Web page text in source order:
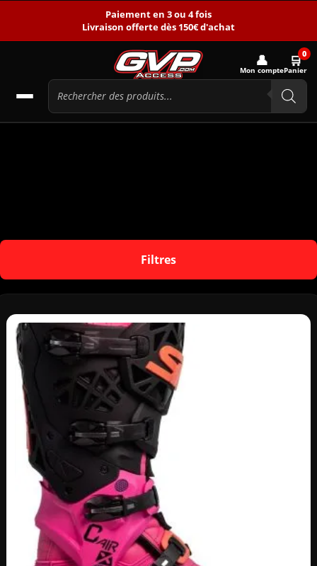
Paiement en 3 ou 4 fois
Livraison offerte dès 150€ d'achat
👤
Mon compte
🛒0
Panier
Filtres